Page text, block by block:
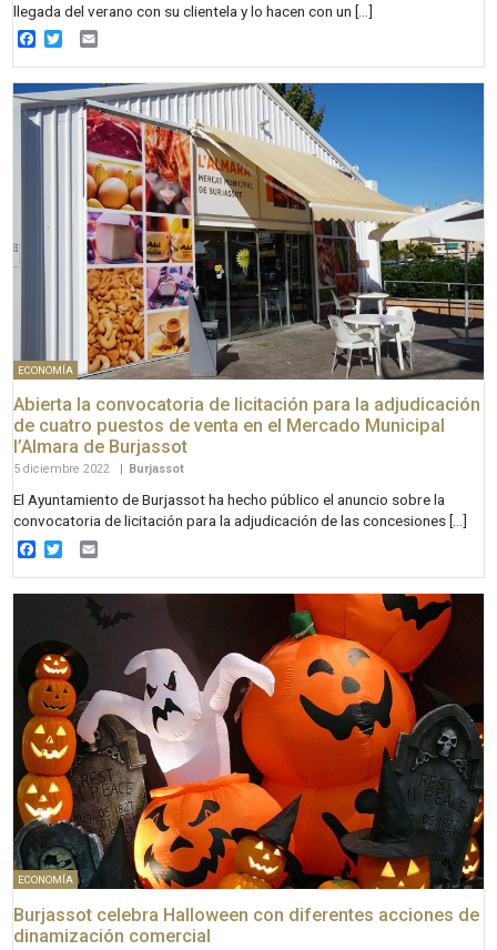
llegada del verano con su clientela y lo hacen con un […]
Facebook
Twitter
ECONOMÍA
Abierta la convocatoria de licitación para la adjudicación
de cuatro puestos de venta en el Mercado Municipal
l’Almara de Burjassot
5 diciembre 2022 Burjassot
El Ayuntamiento de Burjassot ha hecho público el anuncio sobre la
convocatoria de licitación para la adjudicación de las concesiones […]
Facebook
Twitter
ECONOMÍA
Burjassot celebra Halloween con diferentes acciones de
dinamización comercial